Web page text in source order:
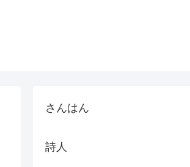
さんはん
詩人